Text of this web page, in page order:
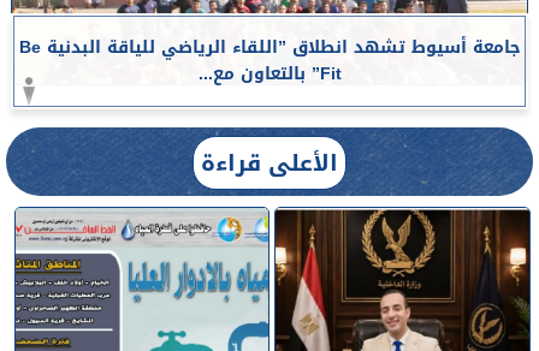
جامعة أسيوط تشهد انطلاق ”اللقاء الرياضي للياقة البدنية Be
Fit” بالتعاون مع...
الأعلى قراءة